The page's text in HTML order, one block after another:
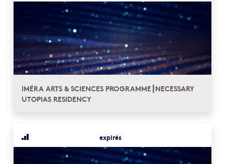
IMÉRA ARTS & SCIENCES PROGRAMME┋NECESSARY
UTOPIAS RESIDENCY
expirés